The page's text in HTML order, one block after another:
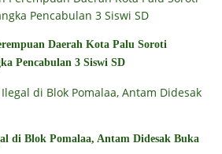
Daerah Kota Palu Soroti
Pencabulan 3 Siswi SD
di Blok Pomalaa, Antam Didesak Buka